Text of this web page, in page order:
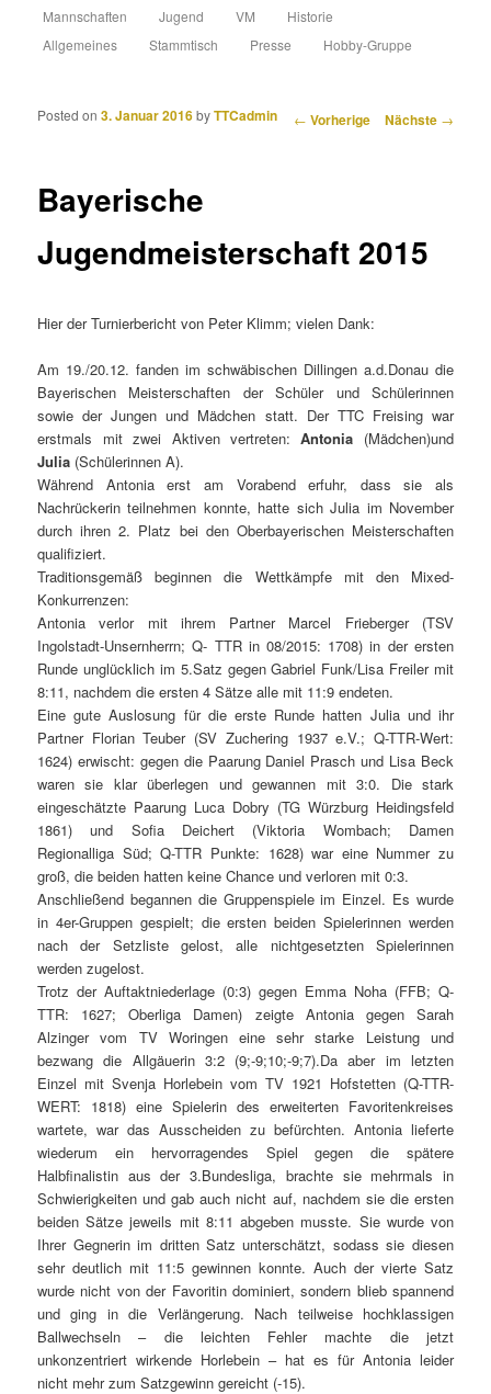
HauptmenüZum Inhalt wechseln
Zum sekundären Inhalt wechseln
Mannschaften Jugend VM
Historie
Allgemeines
Stammtisch Presse Hobby-Gruppe
Artikelnavigation
← Vorherige Nächste →
Bayerische
Jugendmeisterschaft 2015
Posted on3. Januar 2016byTTCadmin
Hier der Turnierbericht von Peter Klimm; vielen Dank:
Am 19./20.12. fanden im schwäbischen Dillingen a.d.Donau die
Bayerischen Meisterschaften der Schüler und Schülerinnen
sowie der Jungen und Mädchen statt. Der TTC Freising war
erstmals mit zwei Aktiven vertreten:Antonia (Mädchen)und
Julia (Schülerinnen A).
Während Antonia erst am Vorabend erfuhr, dass sie als
Nachrückerin teilnehmen konnte, hatte sich Julia im November
durch ihren 2. Platz bei den Oberbayerischen Meisterschaften
qualifiziert.
Traditionsgemäß beginnen die Wettkämpfe mit den Mixed-
Konkurrenzen:
Antonia verlor mit ihrem Partner Marcel Frieberger (TSV
Ingolstadt-Unsernherrn; Q- TTR in 08/2015: 1708) in der ersten
Runde unglücklich im 5.Satz gegen Gabriel Funk/Lisa Freiler mit
8:11, nachdem die ersten 4 Sätze alle mit 11:9 endeten.
Eine gute Auslosung für die erste Runde hatten Julia und ihr
Partner Florian Teuber (SV Zuchering 1937 e.V.; Q-TTR-Wert:
1624) erwischt: gegen die Paarung Daniel Prasch und Lisa Beck
waren sie klar überlegen und gewannen mit 3:0. Die stark
eingeschätzte Paarung Luca Dobry (TG Würzburg Heidingsfeld
1861) und Sofia Deichert (Viktoria Wombach; Damen
Regionalliga Süd; Q-TTR Punkte: 1628) war eine Nummer zu
groß, die beiden hatten keine Chance und verloren mit 0:3.
Anschließend begannen die Gruppenspiele im Einzel. Es wurde
in 4er-Gruppen gespielt; die ersten beiden Spielerinnen werden
nach der Setzliste gelost, alle nichtgesetzten Spielerinnen
werden zugelost.
Trotz der Auftaktniederlage (0:3) gegen Emma Noha (FFB; Q-
TTR: 1627; Oberliga Damen) zeigte Antonia gegen Sarah
Alzinger vom TV Woringen eine sehr starke Leistung und
bezwang die Allgäuerin 3:2 (9;-9;10;-9;7).Da aber im letzten
Einzel mit Svenja Horlebein vom TV 1921 Hofstetten (Q-TTR-
WERT: 1818) eine Spielerin des erweiterten Favoritenkreises
wartete, war das Ausscheiden zu befürchten. Antonia lieferte
wiederum ein hervorragendes Spiel gegen die spätere
Halbfinalistin aus der 3.Bundesliga, brachte sie mehrmals in
Schwierigkeiten und gab auch nicht auf, nachdem sie die ersten
beiden Sätze jeweils mit 8:11 abgeben musste. Sie wurde von
Ihrer Gegnerin im dritten Satz unterschätzt, sodass sie diesen
sehr deutlich mit 11:5 gewinnen konnte. Auch der vierte Satz
wurde nicht von der Favoritin dominiert, sondern blieb spannend
und ging in die Verlängerung. Nach teilweise hochklassigen
Ballwechseln – die leichten Fehler machte die jetzt
unkonzentriert wirkende Horlebein – hat es für Antonia leider
nicht mehr zum Satzgewinn gereicht (-15).